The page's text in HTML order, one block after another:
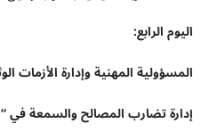
اليوم الرابع:
المسؤولية المهنية وإدارة الأزمات
إدارة تضارب المصالح والسمعة في